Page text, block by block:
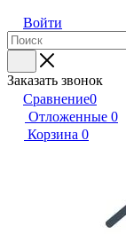
Войти
Заказать звонок
Сравнение0
Отложенные 0
Корзина 0